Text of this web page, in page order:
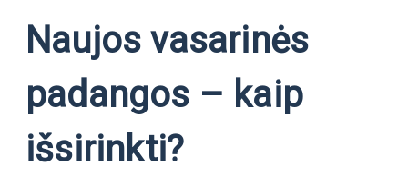
Naujos vasarinės
padangos – kaip
išsirinkti?